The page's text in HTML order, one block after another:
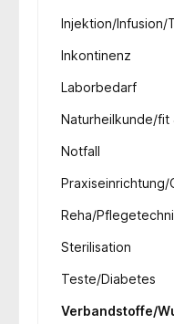
Injektion/Infusion/
Inkontinenz
Laborbedarf
Naturheilkunde/fit
Notfall
Praxiseinrichtung/
Reha/
Sterilisation
Teste/Diabetes
Verbandstoffe/